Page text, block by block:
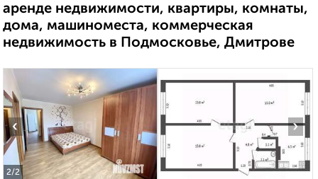
аренде недвижимости, квартиры, комнаты,
дома, машиноместа, коммерческая
недвижимость в Подмосковье, Дмитрове
2/2
‹ ›